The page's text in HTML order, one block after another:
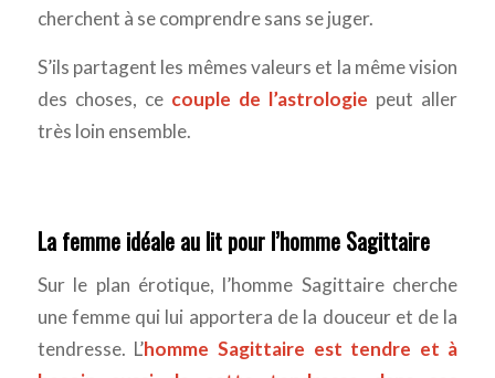
cherchent à se comprendre sans se juger.
S’ils partagent les mêmes valeurs et la même vision
des choses, ce couple de l’astrologie peut aller
très loin ensemble.
La femme idéale au lit pour l’homme Sagittaire
Sur le plan érotique, l’homme Sagittaire cherche
une femme qui lui apportera de la douceur et de la
tendresse. L’homme Sagittaire est tendre et à